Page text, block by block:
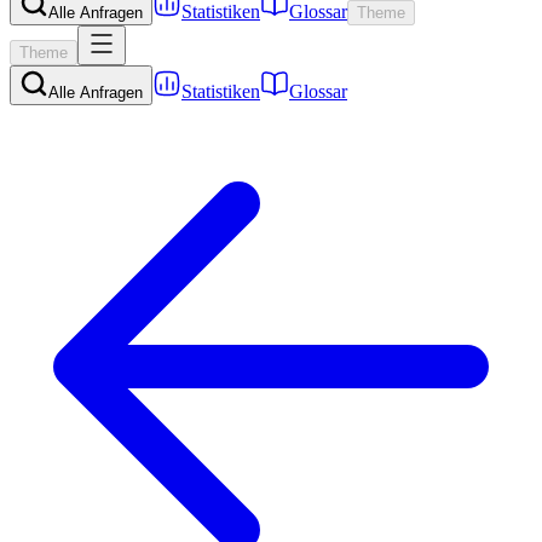
Alle Anfragen Statistiken Glossar Theme
Theme
Alle Anfragen Statistiken Glossar